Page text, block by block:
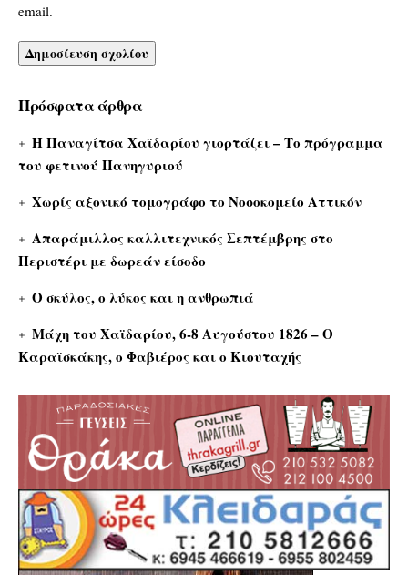
email.
Πρόσφατα άρθρα
Η Παναγίτσα Χαϊδαρίου γιορτάζει – Το πρόγραμμα
του φετινού Πανηγυριού
Χωρίς αξονικό τομογράφο το Νοσοκομείο Αττικόν
Απαράμιλλος καλλιτεχνικός Σεπτέμβρης στο
Περιστέρι με δωρεάν είσοδο
Ο σκύλος, ο λύκος και η ανθρωπιά
Μάχη του Χαϊδαρίου, 6-8 Αυγούστου 1826 – Ο
Καραϊσκάκης, ο Φαβιέρος και ο Κιουταχής